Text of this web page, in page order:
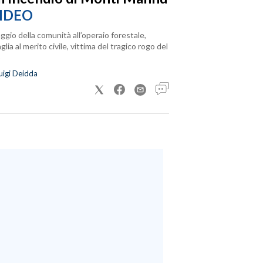
della comunità all’operaio forestale,
al merito civile, vittima del tragico rogo del
Deidda